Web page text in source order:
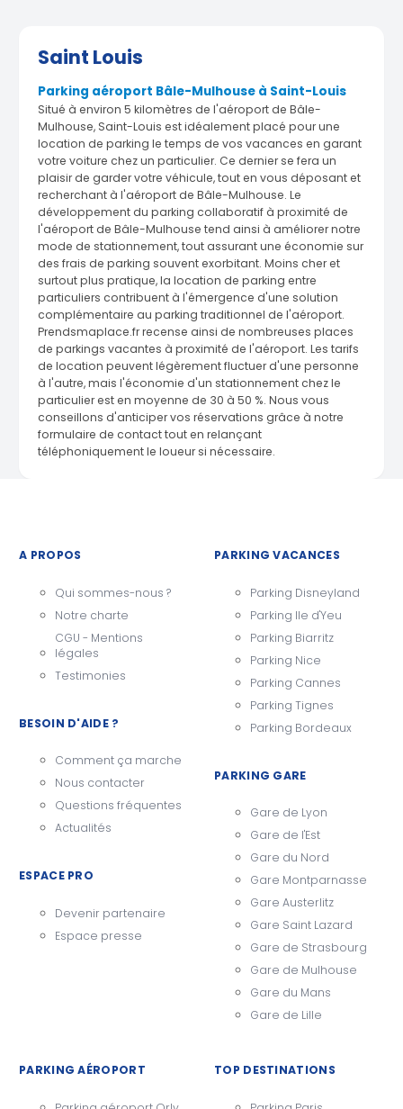
Saint Louis
Parking aéroport Bâle-Mulhouse à Saint-Louis
Situé à environ 5 kilomètres de l'aéroport de Bâle-
Mulhouse, Saint-Louis est idéalement placé pour une
location de parking le temps de vos vacances en garant
votre voiture chez un particulier. Ce dernier se fera un
plaisir de garder votre véhicule, tout en vous déposant et
recherchant à l'aéroport de Bâle-Mulhouse. Le
développement du parking collaboratif à proximité de
l'aéroport de Bâle-Mulhouse tend ainsi à améliorer notre
mode de stationnement, tout assurant une économie sur
des frais de parking souvent exorbitant. Moins cher et
surtout plus pratique, la location de parking entre
particuliers contribuent à l'émergence d'une solution
complémentaire au parking traditionnel de l'aéroport.
Prendsmaplace.fr recense ainsi de nombreuses places
de parkings vacantes à proximité de l'aéroport. Les tarifs
de location peuvent légèrement fluctuer d'une personne
à l'autre, mais l'économie d'un stationnement chez le
particulier est en moyenne de 30 à 50 %. Nous vous
conseillons d'anticiper vos réservations grâce à notre
formulaire de contact tout en relançant
téléphoniquement le loueur si nécessaire.
A PROPOS
Qui sommes-nous ?
Notre charte
CGU - Mentions
légales
Testimonies
BESOIN D'AIDE ?
Comment ça marche
Nous contacter
Questions fréquentes
Actualités
ESPACE PRO
Devenir partenaire
Espace presse
PARKING VACANCES
Parking Disneyland
Parking Ile d'Yeu
Parking Biarritz
Parking Nice
Parking Cannes
Parking Tignes
Parking Bordeaux
PARKING GARE
Gare de Lyon
Gare de l'Est
Gare du Nord
Gare Montparnasse
Gare Austerlitz
Gare Saint Lazard
Gare de Strasbourg
Gare de Mulhouse
Gare du Mans
Gare de Lille
PARKING AÉROPORT TOP DESTINATIONS